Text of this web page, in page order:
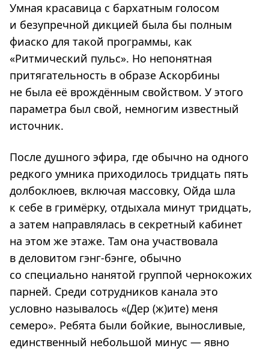
Умная красавица с бархатным голосом
и безупречной дикцией была бы полным
фиаско для такой программы, как
«Ритмический пульс». Но непонятная
притягательность в образе Аскорбины
не была её врождённым свойством. У этого
параметра был свой, немногим известный
источник.
После душного эфира, где обычно на одного
редкого умника приходилось тридцать пять
долбоклюев, включая массовку, Ойда шла
к себе в гримёрку, отдыхала минут тридцать,
а затем направлялась в секретный кабинет
на этом же этаже. Там она участвовала
в деловитом гэнг-бэнге, обычно
со специально нанятой группой чернокожих
парней. Среди сотрудников канала это
условно называлось «(Дер (ж)ите) меня
семеро». Ребята были бойкие, выносливые,
единственный небольшой минус — явно